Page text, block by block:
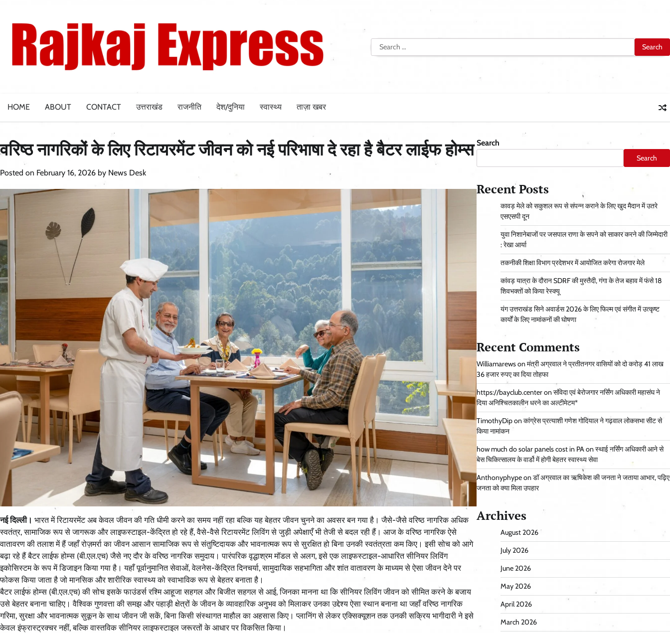
content
Search
for:
HOME ABOUT CONTACT उत्तराखंड राजनीति देश/दुनिया स्वास्थ्य ताज़ा खबर
वरिष्ठ नागरिकों के लिए रिटायरमेंट जीवन को नई परिभाषा दे रहा है बैटर लाईफ होम्स
Posted on February 16, 2026 by News Desk
नई दिल्ली। भारत में रिटायरमेंट अब केवल जीवन की गति धीमी करने का समय नहीं रहा बल्कि यह बेहतर जीवन चुनने का अवसर बन गया है। जैसे-जैसे वरिष्ठ नागरिक अधिक
स्वतंत्र, सामाजिक रूप से जागरूक और लाइफस्टाइल-केंद्रित हो रहे हैं, वैसे-वैसे रिटायरमेंट लिविंग से जुड़ी अपेक्षाएँ भी तेजी से बदल रही हैं। आज के वरिष्ठ नागरिक ऐसे
वातावरण की तलाश में हैं जहाँ रोज़मर्रा का जीवन आसान सामाजिक रूप से संतुष्टिदायक और भावनात्मक रूप से सुरक्षित हो बिना उनकी स्वतंत्रता कम किए। इसी सोच को आगे
बढ़ा रहे हैं बैटर लाईफ होम्स (बी.एल.एच) जैसे नए दौर के वरिष्ठ नागरिक समुदाय। पारंपरिक वृद्धाश्रम मॉडल से अलग, इसे एक लाइफस्टाइल-आधारित सीनियर लिविंग
इकोसिस्टम के रूप में डिजाइन किया गया है। यहाँ पूर्वानुमानित सेवाओं, वेलनेस-केंद्रित दिनचर्या, सामुदायिक सहभागिता और शांत वातावरण के माध्यम से ऐसा जीवन देने पर
फोकस किया जाता है जो मानसिक और शारीरिक स्वास्थ्य को स्वाभाविक रूप से बेहतर बनाता है।
बैटर लाईफ होम्स (बी.एल.एच) की सोच इसके फाउंडर्स रश्मि आहूजा सहगल और बिजीत सहगल से आई, जिनका मानना था कि सीनियर लिविंग जीवन को सीमित करने के बजाय
उसे बेहतर बनाना चाहिए। वैश्विक गुणवत्ता की समझ और पहाड़ी क्षेत्रों के जीवन के व्यावहारिक अनुभव को मिलाकर उनका उद्देश्य ऐसा स्थान बनाना था जहाँ वरिष्ठ नागरिक
गरिमा, सुरक्षा और भावनात्मक सुकून के साथ जीवन जी सकें, बिना किसी संस्थागत माहौल का अहसास किए। प्लानिंग से लेकर एक्सिक्यूशन तक उनकी सक्रिय भागीदारी ने इसे
केवल इंफ्रास्ट्रक्चर नहीं, बल्कि वास्तविक सीनियर लाइफस्टाइल जरूरतों के आधार पर विकसित किया।
Search
Search
Recent Posts
कावड़ मेले को सकुशल रूप से संपन्न कराने के लिए खुद मैदान में उतरे
एसएसपी दून
युवा निशानेबाजों पर जसपाल राणा के सपने को साकार करने की जिम्मेदारी
: रेखा आर्या
तकनीकी शिक्षा विभाग प्रदेशभर में आयोजित करेगा रोजगार मेले
कांवड़ यात्रा के दौरान SDRF की मुस्तैदी, गंगा के तेज बहाव में फंसे 18
शिवभक्तों को किया रेस्क्यू
यंग उत्तराखंड सिने अवार्डस 2026 के लिए फिल्म एवं संगीत में उत्कृष्ट
कार्यों के लिए नामांकनों की घोषणा
Recent Comments
Williamarewsonमंत्री अग्रवाल ने प्रतीतनगर वासियों को दो करोड़ 41 लाख
36 हजार रुपए का दिया तोहफा
https://bayclub.centeronसंविदा एवं बेरोजगार नर्सिंग अधिकारी महासंघ ने
दिया अनिश्चितकालीन धरने का अल्टीमेटम*
TimothyDiponकांग्रेस प्रत्याशी गणेश गोदियाल ने गढ़वाल लोकसभा सीट से
किया नामांकन
how much do solar panels cost in PAonस्थाई नर्सिंग अधिकारी आने से
बेस चिकित्सालय के वार्डो में होगी बेहतर स्वास्थ्य सेवा
Anthonyphypeonडॉ अग्रवाल का ऋषिकेश की जनता ने जताया आभार, पढ़िए
जनता को क्या मिला उपहार
Archives
August 2026
July 2026
June 2026
May 2026
April 2026
March 2026